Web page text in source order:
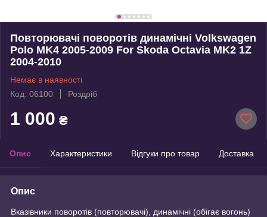
Повторювачі поворотів динамічні Volkswagen
Polo MK4 2005-2009 For Skoda Octavia MK2 1Z
2004-2010
Немає в наявності
Код: 06100
Роздріб
1 000 ₴
Опис Характеристики Відгуки про товар Доставка
Опис
Вказівники поворотів (повторювачі), динамічні (обігає вогонь)